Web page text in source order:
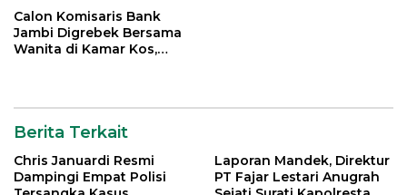
Calon Komisaris Bank
Jambi Digrebek Bersama
Wanita di Kamar Kos,
Berita Terkait
Chris Januardi Resmi
Dampingi Empat Polisi
Laporan Mandek, Direktur
PT Fajar Lestari Anugrah